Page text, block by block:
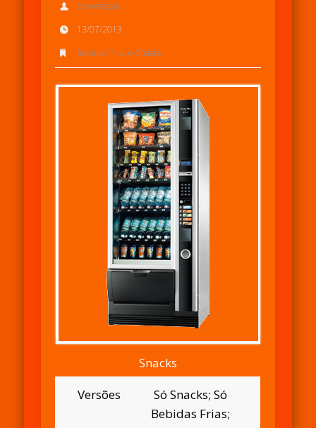
Expressyou
13/07/2013
Bebidas Frias e Snacks
Snacks
Versões
Só Snacks; Só
Bebidas Frias;